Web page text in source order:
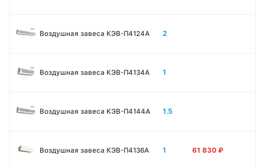
Воздушная завеса КЭВ-П4124A 2
Воздушная завеса КЭВ-П4134A 1
Воздушная завеса КЭВ-П4144A 1.5
Воздушная завеса КЭВ-П4136A 1 61 830 ₽